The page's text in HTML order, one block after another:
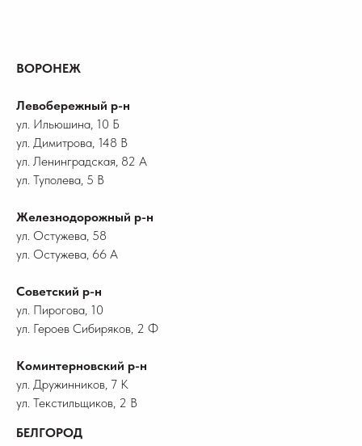
ВОРОНЕЖ
Левобережный р-н
ул. Ильюшина, 10 Б
ул. Димитрова, 148 В
ул. Ленинградская, 82 А
ул. Туполева, 5 В
Железнодорожный р-н
ул. Остужева, 58
ул. Остужева, 66 А
Советский р-н
ул. Пирогова, 10
ул. Героев Сибиряков, 2 Ф
Коминтерновский р-н
ул. Дружинников, 7 К
ул. Текстильщиков, 2 В
БЕЛГОРОД